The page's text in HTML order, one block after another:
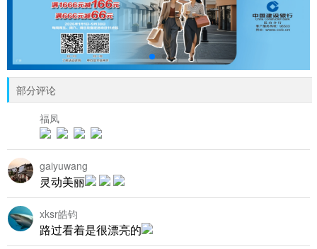
部分评论
福凤
gaiyuwang
灵动美丽
xksr皓钧
路过看着是很漂亮的